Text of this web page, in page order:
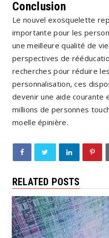
Conclusion
Le nouvel exosquelette
importante pour les
une meilleure qualité de
perspectives de
recherches pour réduire
personnalisation, ces
devenir une aide courante
millions de personnes
moelle épinière.
RELATED POSTS